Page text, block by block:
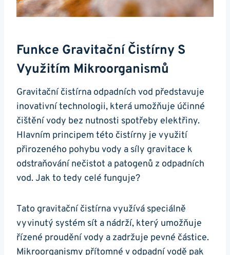
Funkce Gravitační Čistírny S
Využitím Mikroorganismů
Gravitační čistírna odpadních vod představuje
inovativní technologii, která umožňuje účinné
čištění vody bez nutnosti spotřeby elektřiny.
Hlavním principem této čistírny je využití
přirozeného pohybu vody a síly gravitace k
odstraňování nečistot a patogenů z odpadních
vod. Jak to tedy celé funguje?
Tato gravitační čistírna využívá speciálně
vyvinutý systém sít a nádrží, který umožňuje
řízené proudění vody a zadržuje pevné částice.
Mikroorganismy přítomné v odpadní vodě pak